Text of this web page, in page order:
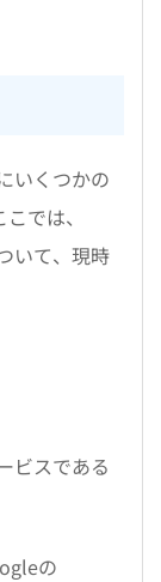
いくつかの
では、
いて、現時
ビスである
の